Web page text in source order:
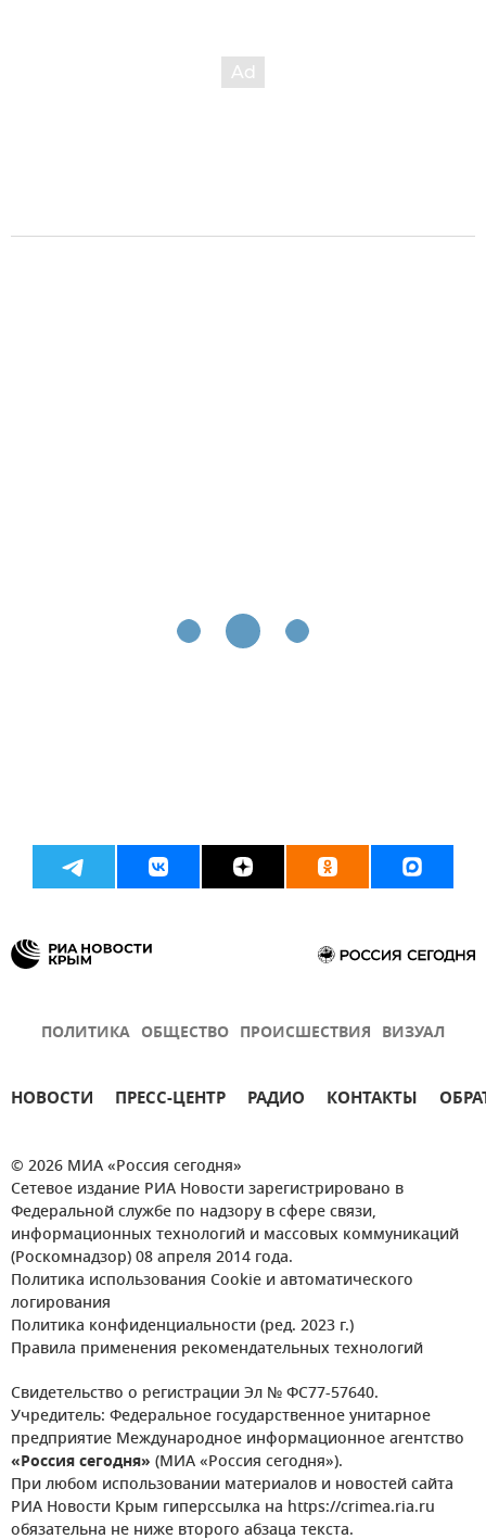
ПОЛИТИКА ОБЩЕСТВО ПРОИСШЕСТВИЯ ВИЗУАЛ
НОВОСТИ ПРЕСС-ЦЕНТР РАДИО КОНТАКТЫ
© 2026 МИА «Россия сегодня»
Сетевое издание РИА Новости зарегистрировано в
Федеральной службе по надзору в сфере связи,
информационных технологий и массовых коммуникаций
(Роскомнадзор) 08 апреля 2014 года.
Политика использования Cookie и автоматического
логирования
Политика конфиденциальности (ред. 2023 г.)
Правила применения рекомендательных технологий
Свидетельство о регистрации Эл № ФС77-57640.
Учредитель: Федеральное государственное унитарное
предприятие Международное информационное агентство
«Россия сегодня» (МИА «Россия сегодня»).
При любом использовании материалов и новостей сайта
РИА Новости Крым гиперссылка на https://crimea.ria.ru
обязательна не ниже второго абзаца текста.